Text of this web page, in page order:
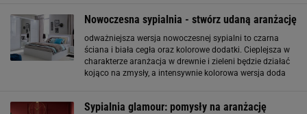
Nowoczesna sypialnia - stwórz udaną aranżację
odważniejsza wersja nowoczesnej sypialni to czarna
ściana i biała cegła oraz kolorowe dodatki. Cieplejsza w
charakterze aranżacja w drewnie i zieleni będzie działać
kojąco na zmysły, a intensywnie kolorowa wersja doda
Sypialnia glamour: pomysły na aranżację